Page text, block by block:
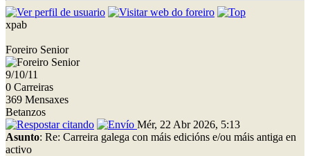
xpab
Foreiro Senior
9/10/11
0 Carreiras
369 Mensaxes
Betanzos
Mér, 22 Abr 2026, 5:13
Asunto: Re: Carreira galega con máis edicións e/ou máis antiga en
activo